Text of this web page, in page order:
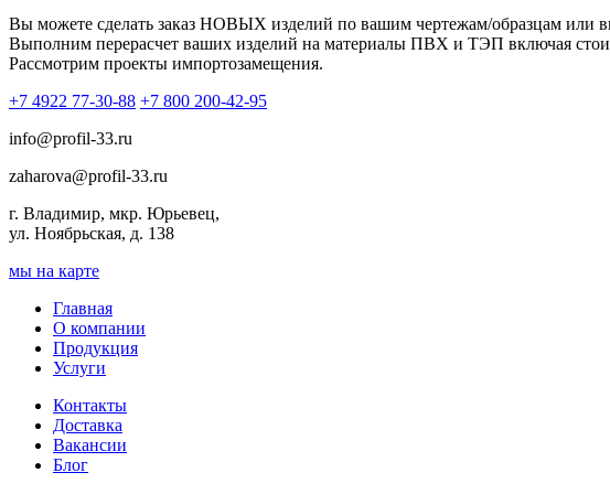
Вы можете сделать заказ НОВЫХ изделий по вашим чертежам/образцам или
Выполним перерасчет ваших изделий на материалы ПВХ и ТЭП включая
Рассмотрим проекты импортозамещения.
+7 4922 77-30-88 +7 800 200-42-95
info@profil-33.ru
zaharova@profil-33.ru
г. Владимир, мкр. Юрьевец,
ул. Ноябрьская, д. 138
мы на карте
Главная
О компании
Продукция
Услуги
Контакты
Доставка
Вакансии
Блог